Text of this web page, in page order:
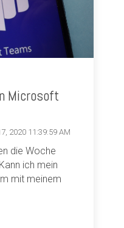
Microsoft
2020 11:39:59 AM
die Woche
ich mein
mit meinem